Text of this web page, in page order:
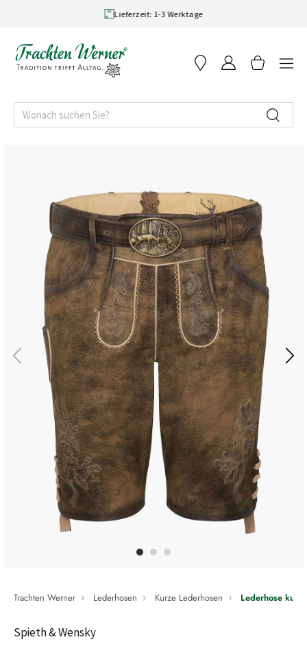
Lieferzeit: 1-3 Werktage
Trachten Werner Lederhosen Kurze Lederhosen Lederhose kurz
Spieth & Wensky